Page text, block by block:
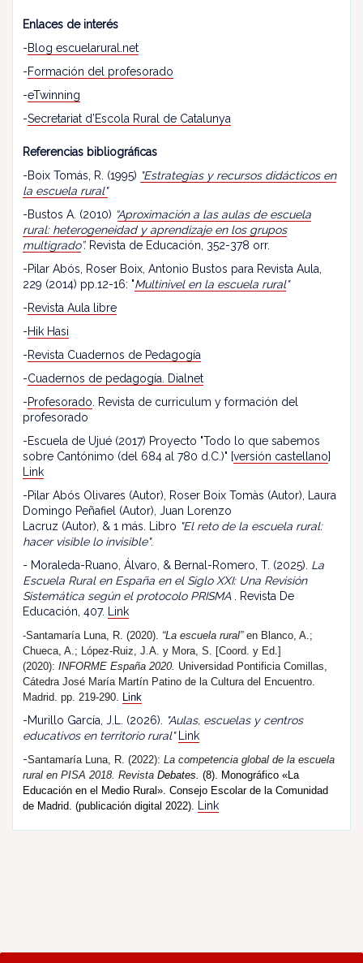
Enlaces de interés
-Blog escuelarural.net
-Formación del profesorado
-eTwinning
-Secretariat d’Escola Rural de Catalunya
Referencias bibliográficas
-Boix Tomás, R. (1995) "Estrategias y recursos didácticos en
la escuela rural"
-Bustos A. (2010) “Aproximación a las aulas de escuela
rural: heterogeneidad y aprendizaje en los grupos
multigrado”. Revista de Educación, 352-378 orr.
-Pilar Abós, Roser Boix, Antonio Bustos para Revista Aula,
229 (2014) pp.12-16: "Multinivel en la escuela rural"
-Revista Aula libre
-Hik Hasi
-Revista Cuadernos de Pedagogía
-Cuadernos de pedagogía. Dialnet
-Profesorado . Revista de curriculum y formación del
profesorado
-Escuela de Ujué (2017) Proyecto "Todo lo que sabemos
sobre Cantónimo (del 684 al 780 d.C.)" [versión castellano]
Link
-Pilar Abós Olivares (Autor), Roser Boix Tomàs (Autor), Laura
Domingo Peñafiel (Autor), Juan Lorenzo
Lacruz (Autor), & 1 más. Libro "El reto de la escuela rural:
hacer visible lo invisible".
- Moraleda-Ruano, Álvaro, & Bernal-Romero, T. (2025). La
Escuela Rural en España en el Siglo XXI: Una Revisión
Sistemática según el protocolo PRISMA . Revista De
Educación, 407.
Link
-Santamaría Luna, R. (2020). “La escuela rural”en Blanco, A.;
Chueca, A.; López-Ruiz, J.A. y Mora, S. [Coord. y Ed.]
(2020): INFORME España 2020. Universidad Pontificia Comillas,
Cátedra José María Martín Patino de la Cultura del Encuentro.
Madrid. pp. 219-290. Link
-Murillo García, J.L. (2026).
"Aulas, escuelas y centros
educativos en territorio rural"
Link
-Santamaría Luna, R. (2022): La competencia global de la escuela
rural en PISA 2018. Revista Debates. (8). Monográfico «La
Educación en el Medio Rural». Consejo Escolar de la Comunidad
de Madrid. (publicación digital 2022).
Link